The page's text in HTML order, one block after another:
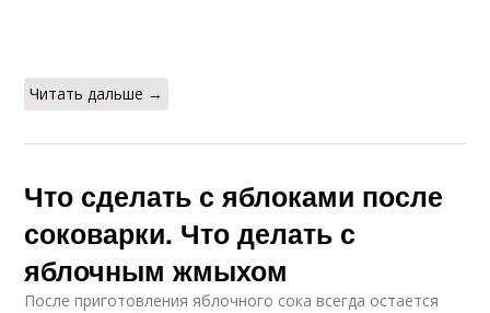
Читать дальше →
Что сделать с яблоками после
соковарки. Что делать с
яблочным жмыхом
После приготовления яблочного сока всегда остается